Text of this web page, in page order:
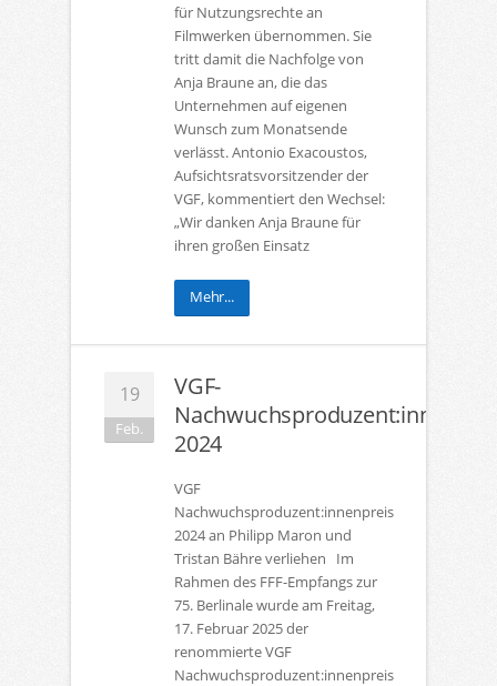
für Nutzungsrechte an
Filmwerken übernommen. Sie
tritt damit die Nachfolge von
Anja Braune an, die das
Unternehmen auf eigenen
Wunsch zum Monatsende
verlässt. Antonio Exacoustos,
Aufsichtsratsvorsitzender der
VGF, kommentiert den Wechsel:
„Wir danken Anja Braune für
ihren großen Einsatz
Mehr...
19
Feb.
VGF-
2024
VGF
Nachwuchsproduzent:innenpreis
2024 an Philipp Maron und
Tristan Bähre verliehen Im
Rahmen des FFF-Empfangs zur
75. Berlinale wurde am Freitag,
17. Februar 2025 der
renommierte VGF
Nachwuchsproduzent:innenpreis